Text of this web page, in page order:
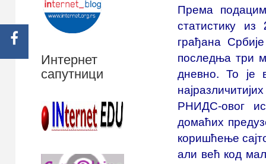
Интернет
сапутници
Према
статистику
грађана
последња три
дневно. То је
РНИДС-овог
домаћих
коришћење
али већ код